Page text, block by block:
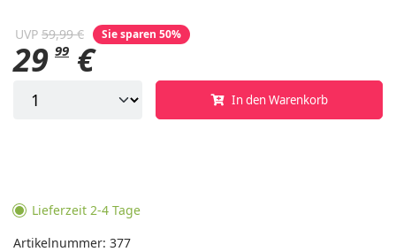
UVP 59,99 € Sie sparen 50%
29 99 €
In den Warenkorb
Lieferzeit 2-4 Tage
Artikelnummer: 377